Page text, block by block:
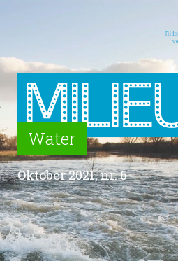
Water
Oktober 2021, nr. 6